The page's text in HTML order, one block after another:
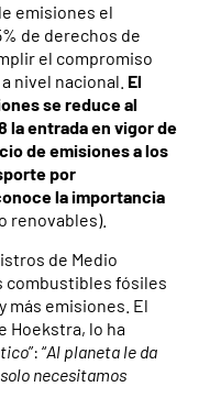
emisiones el
de derechos de
el compromiso
nivel nacional. El
se reduce al
la entrada en vigor de
de emisiones a los
por
la importancia
renovables).
de Medio
combustibles fósiles
más emisiones. El
Hoekstra, lo ha
”: “Al planeta le da
necesitamos